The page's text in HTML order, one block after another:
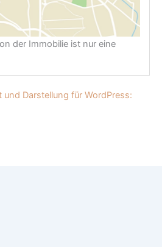
der Immobilie ist nur eine
Darstellung für WordPress: